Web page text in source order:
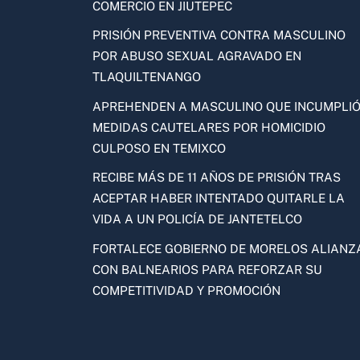
COMERCIO EN JIUTEPEC
PRISIÓN PREVENTIVA CONTRA MASCULINO
POR ABUSO SEXUAL AGRAVADO EN
TLAQUILTENANGO
APREHENDEN A MASCULINO QUE INCUMPLIÓ
MEDIDAS CAUTELARES POR HOMICIDIO
CULPOSO EN TEMIXCO
RECIBE MÁS DE 11 AÑOS DE PRISIÓN TRAS
ACEPTAR HABER INTENTADO QUITARLE LA
VIDA A UN POLICÍA DE JANTETELCO
FORTALECE GOBIERNO DE MORELOS
CON BALNEARIOS PARA REFORZAR SU
COMPETITIVIDAD Y PROMOCIÓN